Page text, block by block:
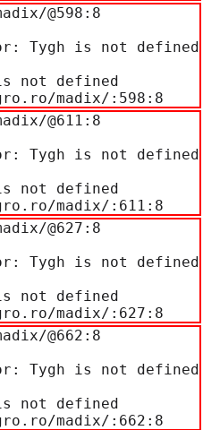
@598:8
Tygh is not defined
not defined
madix/:598:8
@611:8
Tygh is not defined
not defined
madix/:611:8
@627:8
Tygh is not defined
not defined
madix/:627:8
@662:8
Tygh is not defined
not defined
madix/:662:8